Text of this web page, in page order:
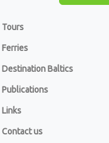
Tours
Ferries
Destination Baltics
Publications
Links
Contact us